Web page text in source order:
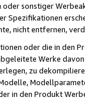
sonstiger
Spezifikationen
nicht entfernen,
oder die in
Werke
zu
in den Produkt